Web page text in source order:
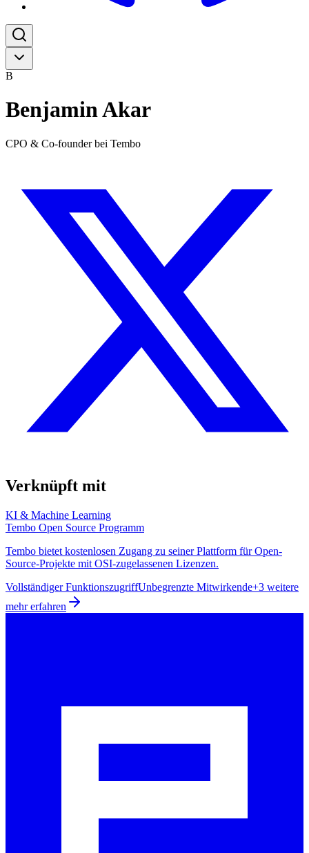
B
Benjamin Akar
CPO & Co-founder bei Tembo
Verknüpft mit
KI & Machine Learning
Tembo Open Source Programm
Tembo bietet kostenlosen Zugang zu seiner Plattform für Open-
Source-Projekte mit OSI-zugelassenen Lizenzen.
Vollständiger FunktionszugriffUnbegrenzte Mitwirkende+3 weitere
mehr erfahren